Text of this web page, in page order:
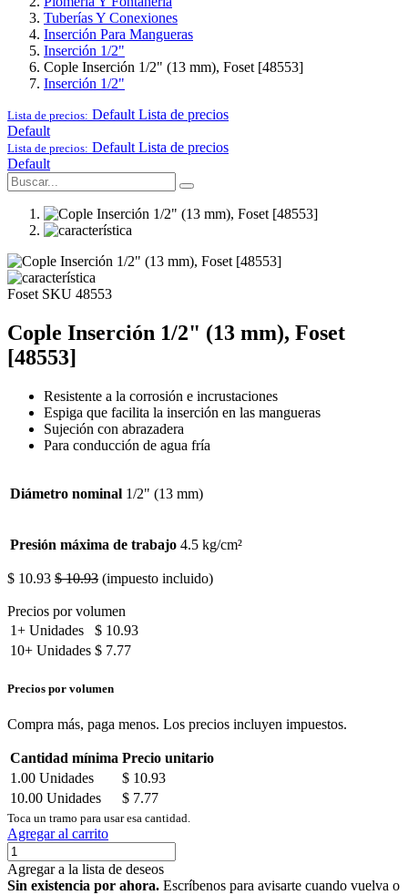
Tuberías Y Conexiones
Inserción Para Mangueras
Inserción 1/2"
Cople Inserción 1/2" (13 mm), Foset [48553]
Inserción 1/2"
Lista de precios: Default Lista de precios
Default
Lista de precios: Default Lista de precios
Default
Foset SKU 48553
Cople Inserción 1/2" (13 mm), Foset
[48553]
Resistente a la corrosión e incrustaciones
Espiga que facilita la inserción en las mangueras
Sujeción con abrazadera
Para conducción de agua fría
Diámetro nominal 1/2" (13 mm)
Presión máxima de trabajo 4.5 kg/cm²
$ 10.93 $10.93 (impuesto incluido)
Precios por volumen
1+ Unidades $ 10.93
10+ Unidades $ 7.77
Precios por volumen
Compra más, paga menos. Los precios incluyen impuestos.
Cantidad mínima Precio unitario
1.00 Unidades $ 10.93
10.00 Unidades $ 7.77
Toca un tramo para usar esa cantidad.
Agregar al carrito
Agregar a la lista de deseos
Sin existencia por ahora. Escríbenos para avisarte cuando vuelva o